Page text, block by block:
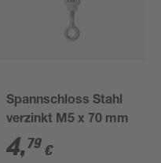
Spannschloss Stahl
verzinkt M5 x 70 mm
4,79 €